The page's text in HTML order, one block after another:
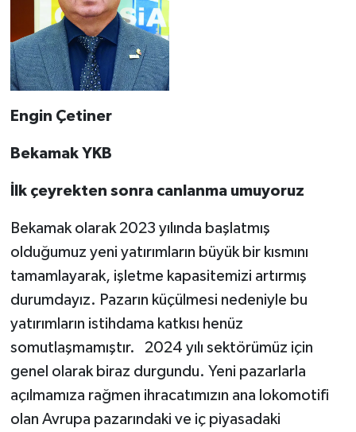
Engin Çetiner
Bekamak YKB
İlk çeyrekten sonra canlanma umuyoruz
Bekamak olarak 2023 yılında başlatmış
olduğumuz yeni yatırımların büyük bir kısmını
tamamlayarak, işletme kapasitemizi artırmış
durumdayız. Pazarın küçülmesi nedeniyle bu
yatırımların istihdama katkısı henüz
somutlaşmamıştır. 2024 yılı sektörümüz için
genel olarak biraz durgundu. Yeni pazarlarla
açılmamıza rağmen ihracatımızın ana lokomotifi
olan Avrupa pazarındaki ve iç piyasadaki